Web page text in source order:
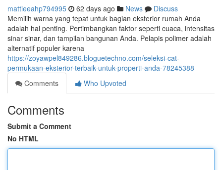
mattieeahp794995 62 days ago News
Discuss
Memilih warna yang tepat untuk bagian eksterior rumah Anda
adalah hal penting. Pertimbangkan faktor seperti cuaca, intensitas
sinar sinar, dan tampilan bangunan Anda. Pelapis polimer adalah
alternatif populer karena
https://zoyawpel849286.bloguetechno.com/seleksi-cat-
permukaan-eksterior-terbaik-untuk-properti-anda-78245388
Comments
Who Upvoted
Comments
Submit a Comment
No HTML